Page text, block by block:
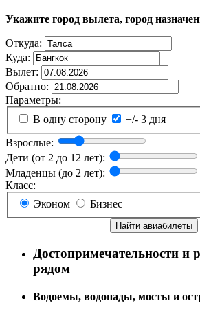
Укажите город вылета, город
Откуда:
Куда:
Вылет:
Обратно:
Параметры:
В одну сторону
+/- 3 дня
Взрослые:
Дети (от 2 до 12 лет):
Младенцы (до 2 лет):
Класс:
Эконом
Бизнес
Найти авиабилеты
Достопримечательности и
рядом
Водоемы, водопады, мосты и